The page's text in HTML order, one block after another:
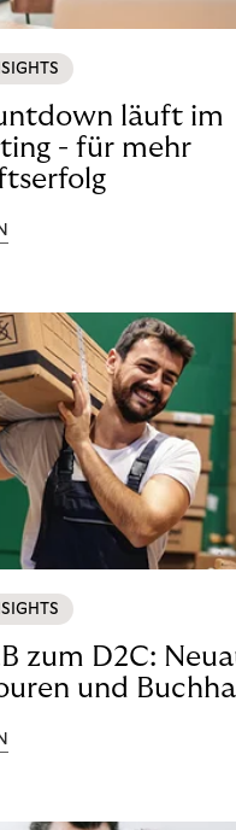
läuft im
- für mehr
zum D2C:
und